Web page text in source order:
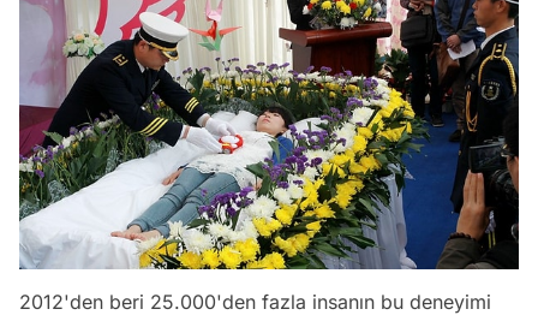
2012'den beri 25.000'den fazla insanın bu deneyimi